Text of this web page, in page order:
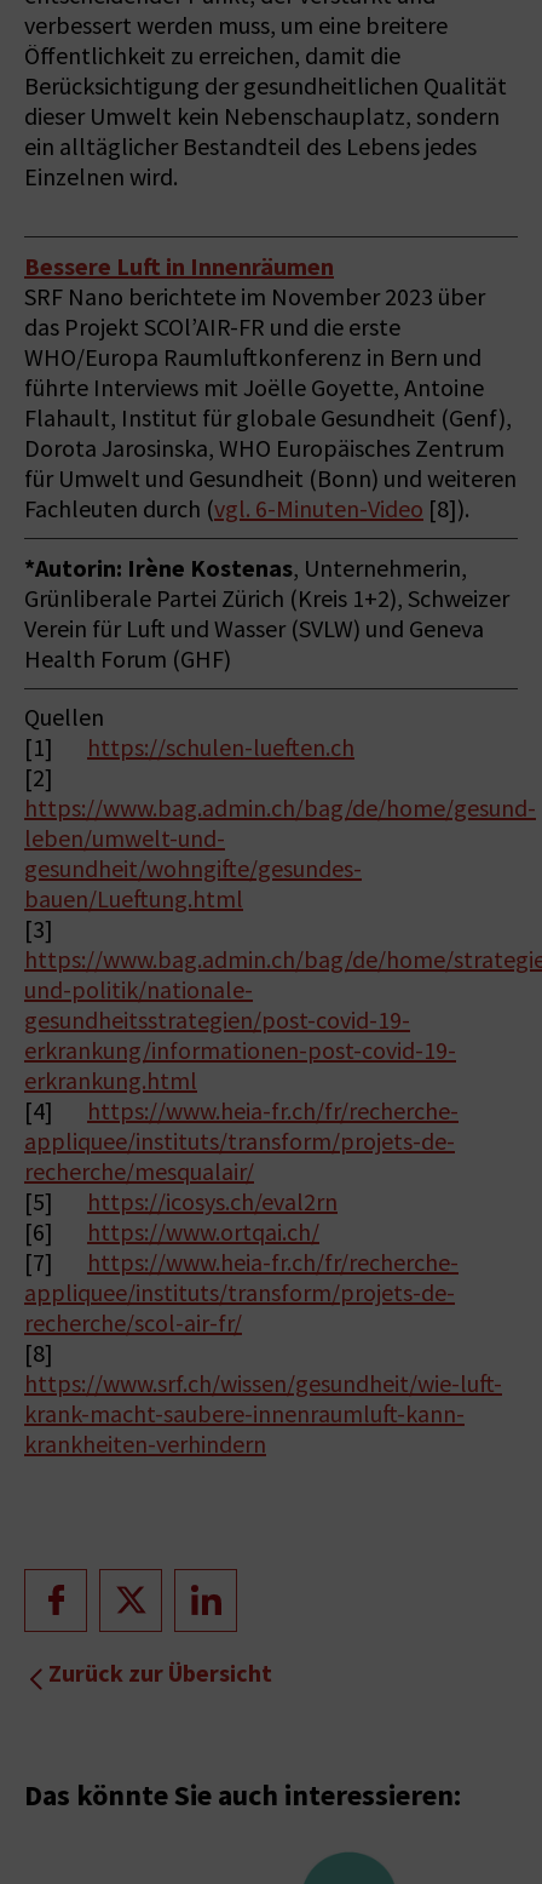
verbessert werden muss, um eine breitere
Öffentlichkeit zu erreichen, damit die
Berücksichtigung der gesundheitlichen Qualität
dieser Umwelt kein Nebenschauplatz, sondern
ein alltäglicher Bestandteil des Lebens jedes
Einzelnen wird.
Bessere Luft in Innenräumen
SRF Nano berichtete im November 2023 über
das Projekt SCOl’AIR-FR und die erste
WHO/Europa Raumluftkonferenz in Bern und
führte Interviews mit Joëlle Goyette, Antoine
Flahault, Institut für globale Gesundheit (Genf),
Dorota Jarosinska, WHO Europäisches Zentrum
für Umwelt und Gesundheit (Bonn) und weiteren
Fachleuten durch (vgl. 6-Minuten-Video [8]).
*Autorin: Irène Kostenas, Unternehmerin,
Grünliberale Partei Zürich (Kreis 1+2), Schweizer
Verein für Luft und Wasser (SVLW) und Geneva
Health Forum (GHF)
Quellen
[1] https://schulen-lueften.ch
[2]
https://www.bag.admin.ch/bag/de/home/gesund-
leben/umwelt-und-
gesundheit/wohngifte/gesundes-
bauen/Lueftung.html
[3]
https://www.bag.admin.ch/bag/de/home/
und-politik/nationale-
gesundheitsstrategien/post-covid-19-
erkrankung/informationen-post-covid-19-
erkrankung.html
[4] https://www.heia-fr.ch/fr/recherche-
appliquee/instituts/transform/projets-de-
recherche/mesqualair/
[5] https://icosys.ch/eval2rn
[6] https://www.ortqai.ch/
[7] https://www.heia-fr.ch/fr/recherche-
appliquee/instituts/transform/projets-de-
recherche/scol-air-fr/
[8]
https://www.srf.ch/wissen/gesundheit/wie-luft-
krank-macht-saubere-innenraumluft-kann-
krankheiten-verhindern
Zurück zur Übersicht
Das könnte Sie auch interessieren: